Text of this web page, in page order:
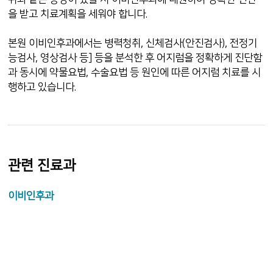
을 받고 치료계획을 세워야 합니다.
본원 이비인후과에서는 병력청취, 신체검사(안진검사), 전정기
능검사, 영상검사 등] 등을 분석한 후 어지럼을 정확하게 진단함
과 동시에 약물요법, 수술요법 등 원인에 따른 어지럼 치료를 시
행하고 있습니다.
관련 진료과
이비인후과